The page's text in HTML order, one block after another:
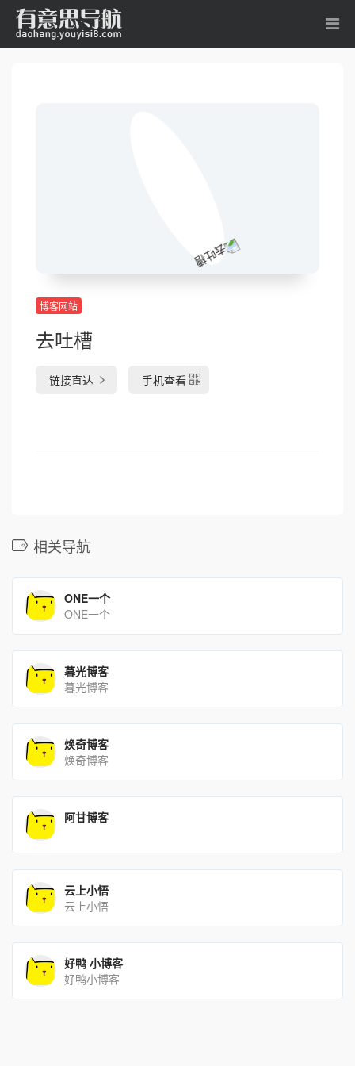
博客网站
去吐槽
链接直达 手机查看
相关导航
ONE一个
ONE一个
暮光博客
暮光博客
焕奇博客
焕奇博客
阿甘博客
云上小悟
云上小悟
好鸭 小博客
好鸭小博客